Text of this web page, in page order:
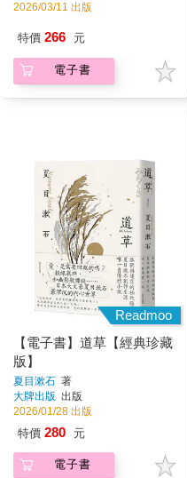
2026/03/11 出版
特價 266 元
電子書
Readmoo
【電子書】道草【經典珍藏
版】
夏目漱石 著
大牌出版 出版
2026/01/28 出版
特價 280 元
電子書